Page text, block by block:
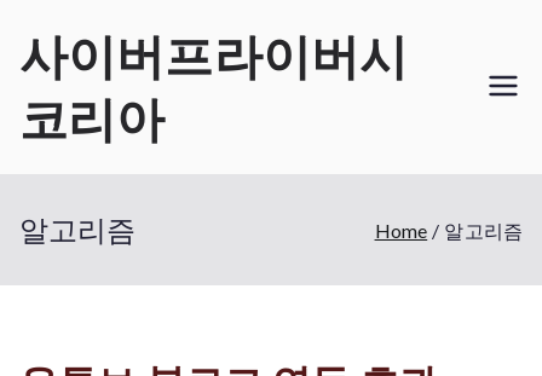
content
사이버프라이버시
코리아
알고리즘 Home 알고리즘